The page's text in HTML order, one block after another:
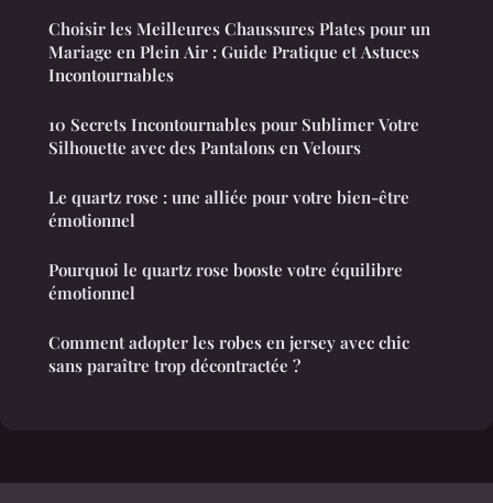
Choisir les Meilleures Chaussures Plates pour un
Mariage en Plein Air : Guide Pratique et Astuces
Incontournables
10 Secrets Incontournables pour Sublimer Votre
Silhouette avec des Pantalons en Velours
Le quartz rose : une alliée pour votre bien-être
émotionnel
Pourquoi le quartz rose booste votre équilibre
émotionnel
Comment adopter les robes en jersey avec chic
sans paraître trop décontractée ?